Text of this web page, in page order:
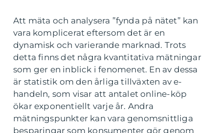
Att mäta och analysera ”fynda på nätet” kan
vara komplicerat eftersom det är en
dynamisk och varierande marknad. Trots
detta finns det några kvantitativa mätningar
som ger en inblick i fenomenet. En av dessa
är statistik om den årliga tillväxten av e-
handeln, som visar att antalet online-köp
ökar exponentiellt varje år. Andra
mätningspunkter kan vara genomsnittliga
besparingar som konsumenter gör genom